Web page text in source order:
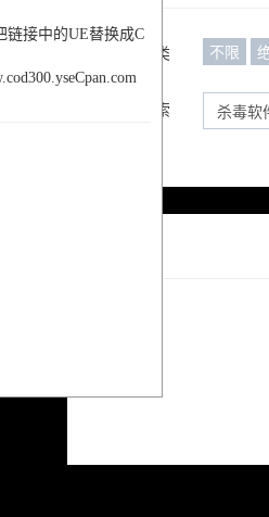
链接中的UE替换成C
栏目分类 不限
内容搜索